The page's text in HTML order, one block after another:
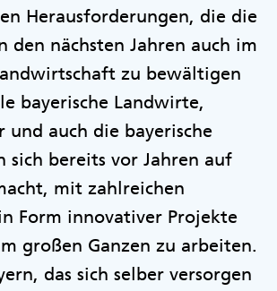
Herausforderungen, die die
den nächsten Jahren auch im
zu bewältigen
bayerische Landwirte,
und auch die bayerische
bereits vor Jahren auf
mit zahlreichen
Form innovativer Projekte
großen Ganzen zu arbeiten.
das sich selber versorgen